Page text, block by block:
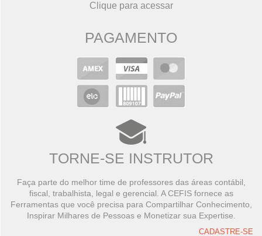
Clique para acessar
PAGAMENTO
TORNE-SE INSTRUTOR
Faça parte do melhor time de professores das áreas contábil,
fiscal, trabalhista, legal e gerencial. A CEFIS fornece as
Ferramentas que você precisa para Compartilhar Conhecimento,
Inspirar Milhares de Pessoas e Monetizar sua Expertise.
CADASTRE-SE